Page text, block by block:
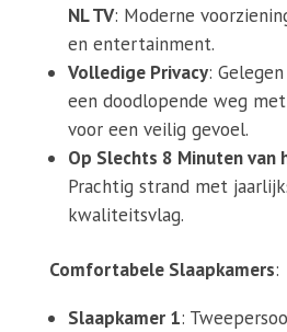
NL TV: Moderne
en entertainment.
Volledige Privacy:
een doodlopende weg
voor een veilig gevoel.
Op Slechts 8 Minuten van
Prachtig strand met
kwaliteitsvlag.
Comfortabele Slaapkamers:
Slaapkamer 1: